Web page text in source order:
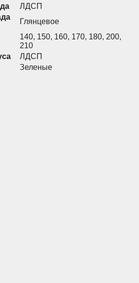
ЛДСП
Глянцевое
140, 150, 160, 170, 180, 200,
210
ЛДСП
Зеленые